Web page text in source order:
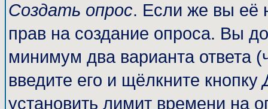
Создать опрос. Если же вы её
прав на создание опроса. Вы
минимум два варианта ответа
введите его и щёлкните кнопку
установить лимит времени на